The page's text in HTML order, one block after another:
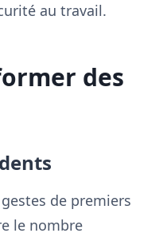
au travail.
des
de premiers
le nombre